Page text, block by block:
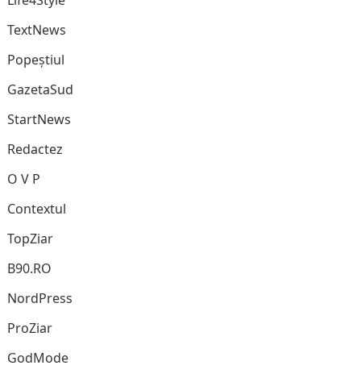
TextNews
Popeștiul
GazetaSud
StartNews
Redactez
O V P
Contextul
TopZiar
B90.RO
NordPress
ProZiar
GodMode